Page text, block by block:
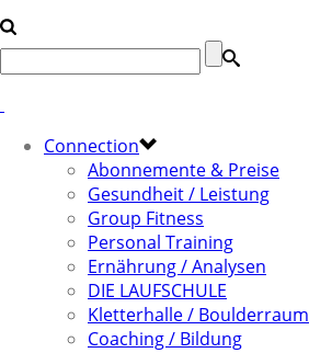
Connection
Abonnemente & Preise
Gesundheit / Leistung
Group Fitness
Personal Training
Ernährung / Analysen
DIE LAUFSCHULE
Kletterhalle / Boulderraum
Coaching / Bildung